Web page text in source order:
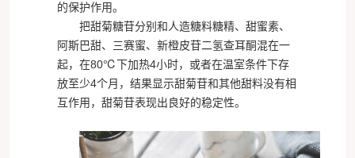
的保护作用。
把甜菊糖苷分别和人造糖料糖精、甜蜜素、
阿斯巴甜、三赛蜜、新橙皮苷二氢查耳酮混在一
起，在80℃下加热4小时，或者在温室条件下存
放至少4个月，结果显示甜菊苷和其他甜料没有相
互作用，甜菊苷表现出良好的稳定性。